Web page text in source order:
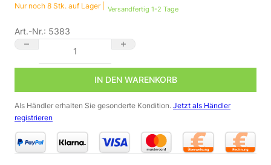
Nur noch 8 Stk. auf Lager | Versandfertig 1-2 Tage
Art.-Nr.: 5383
Smart Home Wandleuchte rund 9W 24V RGB+CCT Zigbee
IN DEN WARENKORB
Als Händler erhalten Sie gesonderte Kondition. Jetzt als Händler
registrieren